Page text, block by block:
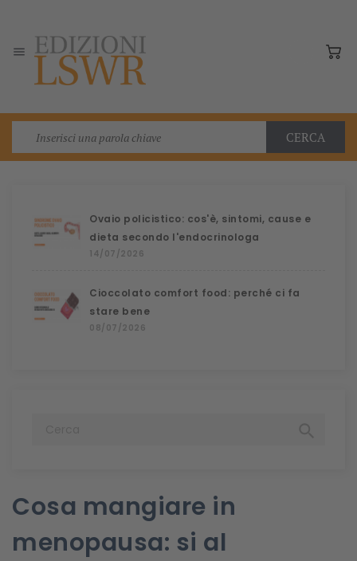

CERCA
Ovaio policistico: cos'è, sintomi, cause e
dieta secondo l'endocrinologa
14/07/2026
Cioccolato comfort food: perché ci fa
stare bene
08/07/2026
Cosa mangiare in
menopausa: si al